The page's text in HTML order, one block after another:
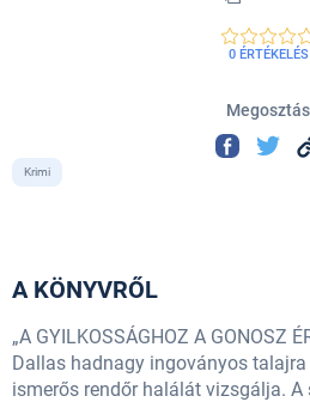
0 ÉRTÉKELÉS
Megosztás
Krimi
A KÖNYVRŐL
„A GYILKOSSÁGHOZ A GONOSZ
Dallas hadnagy ingoványos
ismerős rendőr halálát vizsgálja.